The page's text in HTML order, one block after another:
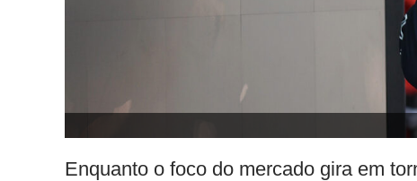
Enquanto o foco do mercado gira em